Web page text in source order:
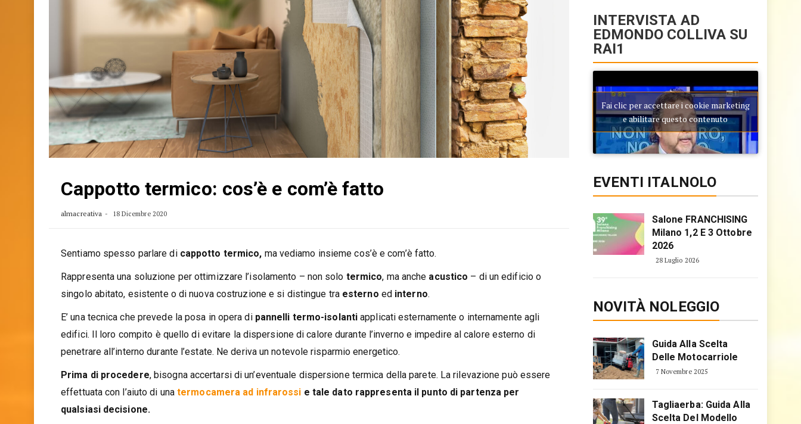
Cappotto termico: cos’è e com’è fatto
almacreativa 18 Dicembre 2020
Sentiamo spesso parlare di cappotto termico, ma vediamo insieme cos’è e com’è fatto.
Rappresenta una soluzione per ottimizzare l’isolamento – non solo termico, ma anche acustico – di un edificio o
singolo abitato, esistente o di nuova costruzione e si distingue tra esterno ed interno.
E’ una tecnica che prevede la posa in opera di pannelli termo-isolanti applicati esternamente o internamente agli
edifici. Il loro compito è quello di evitare la dispersione di calore durante l’inverno e impedire al calore esterno di
penetrare all’interno durante l’estate. Ne deriva un notevole risparmio energetico.
Prima di procedere, bisogna accertarsi di un’eventuale dispersione termica della parete. La rilevazione può essere
effettuata con l’aiuto di una termocamera ad infrarossi e tale dato rappresenta il punto di partenza per
qualsiasi decisione.
INTERVISTA AD
EDMONDO COLLIVA SU
RAI1
Fai clic per accettare i cookie marketing
e abilitare questo contenuto
EVENTI ITALNOLO
Salone FRANCHISING
Milano 1,2 E 3 Ottobre
2026
28 Luglio 2026
NOVITÀ NOLEGGIO
Guida Alla Scelta
Delle Motocarriole
7 Novembre 2025
Tagliaerba: Guida Alla
Scelta Del Modello